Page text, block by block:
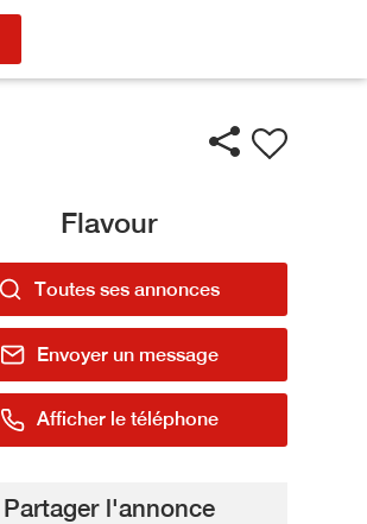
Flavour
Toutes ses annonces
Envoyer un message
Afficher le téléphone
Partager l'annonce